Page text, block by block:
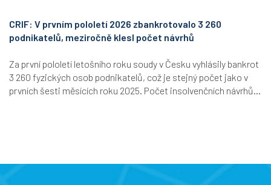
CRIF: V prvním pololetí 2026 zbankrotovalo 3 260
podnikatelů, meziročně klesl počet návrhů
Za první pololetí letošního roku soudy v Česku vyhlásily bankrot
3 260 fyzických osob podnikatelů, což je stejný počet jako v
prvních šesti měsících roku 2025. Počet insolvenčních návrhů...